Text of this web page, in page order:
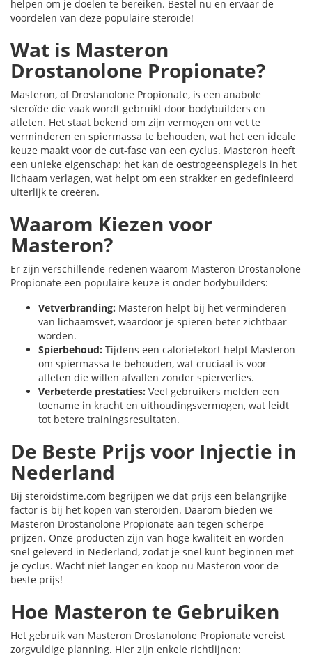
helpen om je doelen te bereiken. Bestel nu en ervaar de
voordelen van deze populaire steroïde!
Wat is Masteron
Drostanolone Propionate?
Masteron, of Drostanolone Propionate, is een anabole
steroïde die vaak wordt gebruikt door bodybuilders en
atleten. Het staat bekend om zijn vermogen om vet te
verminderen en spiermassa te behouden, wat het een ideale
keuze maakt voor de cut-fase van een cyclus. Masteron heeft
een unieke eigenschap: het kan de oestrogeenspiegels in het
lichaam verlagen, wat helpt om een strakker en gedefinieerd
uiterlijk te creëren.
Waarom Kiezen voor
Masteron?
Er zijn verschillende redenen waarom Masteron Drostanolone
Propionate een populaire keuze is onder bodybuilders:
Vetverbranding: Masteron helpt bij het verminderen
van lichaamsvet, waardoor je spieren beter zichtbaar
worden.
Spierbehoud: Tijdens een calorietekort helpt Masteron
om spiermassa te behouden, wat cruciaal is voor
atleten die willen afvallen zonder spierverlies.
Verbeterde prestaties: Veel gebruikers melden een
toename in kracht en uithoudingsvermogen, wat leidt
tot betere trainingsresultaten.
De Beste Prijs voor Injectie in
Nederland
Bij steroidstime.com begrijpen we dat prijs een belangrijke
factor is bij het kopen van steroïden. Daarom bieden we
Masteron Drostanolone Propionate aan tegen scherpe
prijzen. Onze producten zijn van hoge kwaliteit en worden
snel geleverd in Nederland, zodat je snel kunt beginnen met
je cyclus. Wacht niet langer en koop nu Masteron voor de
beste prijs!
Hoe Masteron te Gebruiken
Het gebruik van Masteron Drostanolone Propionate vereist
zorgvuldige planning. Hier zijn enkele richtlijnen: